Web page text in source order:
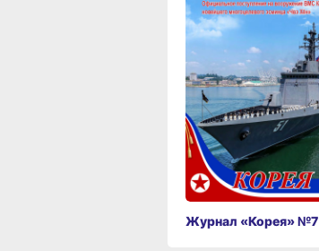
Журнал «Корея» №7